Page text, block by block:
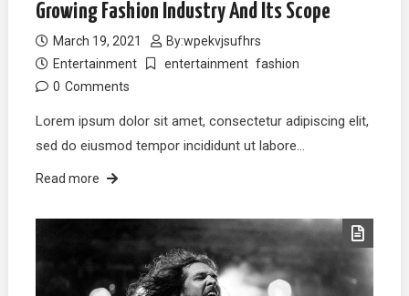
Growing Fashion Industry And Its Scope
March 19, 2021 By:wpekvjsufhrs
Entertainment
entertainment fashion
0 Comments
Lorem ipsum dolor sit amet, consectetur adipiscing elit,
sed do eiusmod tempor incididunt ut labore…
Read more